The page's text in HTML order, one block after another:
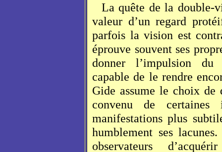
La quête de la double-
valeur d’un regard
parfois la vision est
éprouve souvent ses
donner l’impulsion du
capable de le rendre
Gide assume le choix de
convenu de
manifestations plus
humblement ses
observateurs